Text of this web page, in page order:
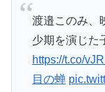
渡邉このみ、
少期を演じた
https://t.co/
目の蝉